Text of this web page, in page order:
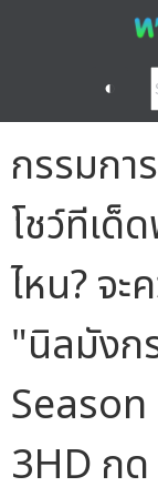
◐
กรรมกา
โชว์ทีเด็
ไหน? จะ
"นิลมังก
3HD ก